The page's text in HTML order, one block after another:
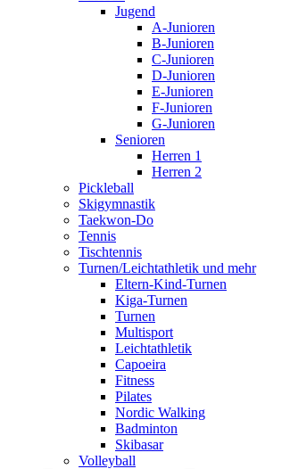
Jugend
A-Junioren
B-Junioren
C-Junioren
D-Junioren
E-Junioren
F-Junioren
G-Junioren
Senioren
Herren 1
Herren 2
Pickleball
Skigymnastik
Taekwon-Do
Tennis
Tischtennis
Turnen/Leichtathletik und mehr
Eltern-Kind-Turnen
Kiga-Turnen
Turnen
Multisport
Leichtathletik
Capoeira
Fitness
Pilates
Nordic Walking
Badminton
Skibasar
Volleyball